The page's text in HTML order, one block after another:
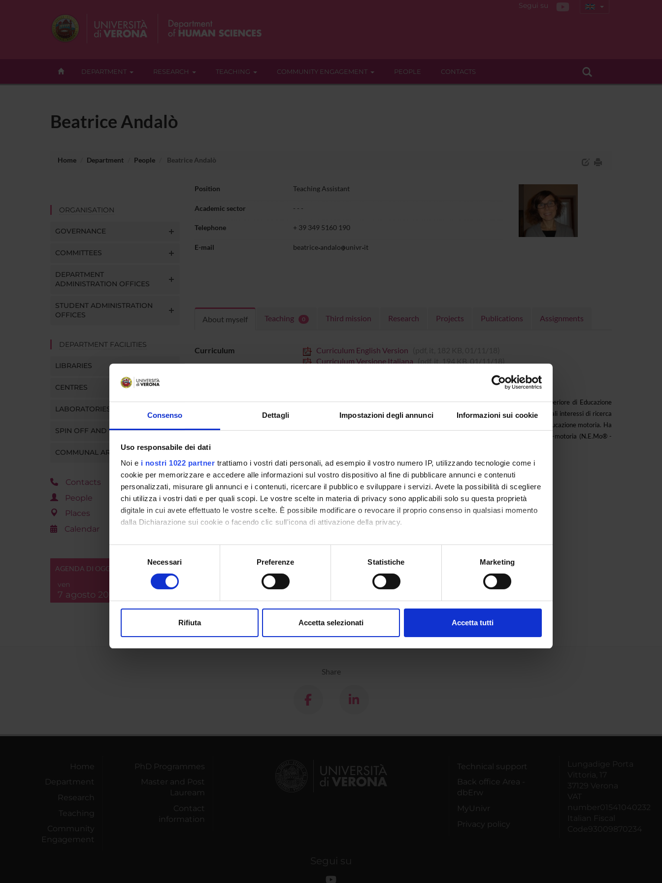
Consenso Dettagli Impostazioni degli annunci Informazioni sui cookie
Uso responsabile dei dati
Noi e i nostri 1022 partner trattiamo i vostri dati personali, ad esempio il vostro numero IP, utilizzando tecnologie come i
cookie per memorizzare e accedere alle informazioni sul vostro dispositivo al fine di pubblicare annunci e contenuti
personalizzati, misurare gli annunci e i contenuti, ricercare il pubblico e sviluppare i servizi. Avete la possibilità di scegliere
chi utilizza i vostri dati e per quali scopi. Le vostre scelte in materia di privacy sono applicabili solo su questa proprietà
digitale in cui avete effettuato le vostre scelte. È possibile modificare o revocare il proprio consenso in qualsiasi momento
dalla Dichiarazione sui cookie o facendo clic sull'icona di attivazione della privacy.
Con il tuo consenso, vorremmo anche:
raccogliere informazioni sulla tua posizione geografica, con un'approssimazione di qualche metro,
digitali).
modificare o ritirare il tuo consenso in qualsiasi momento dalla Dichiarazione sui cookie.
consenso
Necessari Preferenze Statistiche Marketing
Rifiuta Accetta selezionati Accetta tutti
Segui su
DEPARTMENT RESEARCH TEACHING COMMUNITY ENGAGEMENT PEOPLE CONTACTS
Beatrice Andalò
Home Department People Beatrice Andalò
ORGANISATION
GOVERNANCE
COMMITTEES
DEPARTMENT
ADMINISTRATION OFFICES
STUDENT ADMINISTRATION
OFFICES
DEPARTMENT FACILITIES
LIBRARIES
CENTRES
LABORATORIES
SPIN OFF AND COMPANIES
COMMUNAL AREA
Contacts
People
Places
Calendar
AGENDA DI OGGI
ven
7 agosto 2026
Position Teaching Assistant
Academic sector - - -
Telephone + 39 349 5160 190
E-mail beatrice andalo univr it
About myself Teaching 0 Third mission Research Projects Publications Assignments
Curriculum Curriculum English Version
Curriculum Versione Italiana
(pdf, it, 194 KB, 01/11/18)
Dottorato in Scienze Umane - Curriculum di Psicologia. Collabotarice dell'SLD-Lab. Si è dapprima Diplomata all'Istituto Superiore di Educazione
Fisica; successivamente in Scienze della Formazione - Esperto nei Processi Formativi - e in Scienze Pedagogiche. I suoi principali interessi di ricerca
riguardano la relazione tra sviluppo grosso-motorio e sviluppo linguistico in bambini in fascia 0-6 anni, e l'insegnamento dell'educazione motoria. Ha
un'esperienza pluriennale come pedagogista in asili nido con uno specifico progetto educativo basato sull'esperienza corporeo-motoria (N.E.Mo® -
Nido Eco Motorio).
Share
Home
Department
Research
Teaching
Community
Engagement
PhD Programmes
Master and Post
Lauream
Contact
information
Technical support
Back office Area -
dbErw
MyUnivr
Privacy policy
Lungadige Porta
Vittoria, 17
37129 Verona
VAT
number01541040232
Italian Fiscal
Code93009870234
Segui su